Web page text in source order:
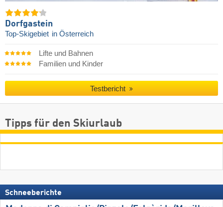
Dorfgastein
Top-Skigebiet in Österreich
Lifte und Bahnen
Familien und Kinder
Testbericht
Tipps für den Skiurlaub
Schneeberichte